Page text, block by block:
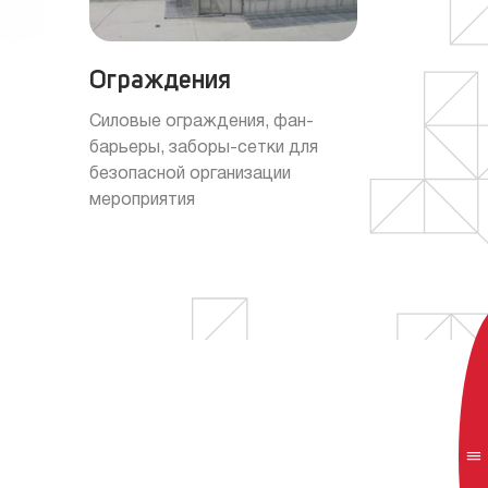
Ограждения
Силовые ограждения, фан-
барьеры, заборы-сетки для
безопасной организации
мероприятия
звуком